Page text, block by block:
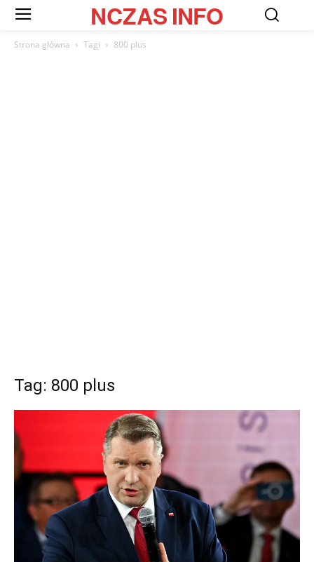
NCZASINFO
Strona główna Tagi 800 plus
Tag: 800 plus